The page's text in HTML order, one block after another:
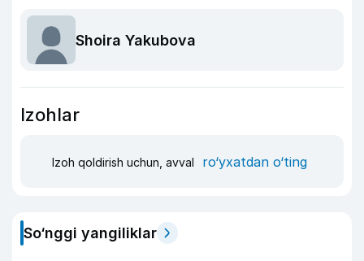
Shoira Yakubova
Izohlar
Izoh qoldirish uchun, avval ro‘yxatdan o‘ting
So‘nggi yangiliklar